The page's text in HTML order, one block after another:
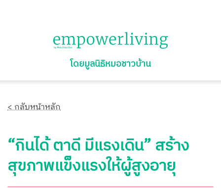
โดยมูลนิธิหมอชาวบ้าน
< กลับหน้าหลัก
“กินได้ ตาดี มีแรงเดิน” สร้าง
สุขภาพแข็งแรงให้ผู้สูงอายุ